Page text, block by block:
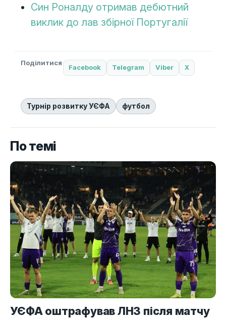
Син Роналду отримав дебютний
виклик до лав збірної Португалії
Поділитися
Facebook Telegram Viber X
Турнір розвитку УЄФА футбол
По темі
УЄФА оштрафував ЛНЗ після матчу